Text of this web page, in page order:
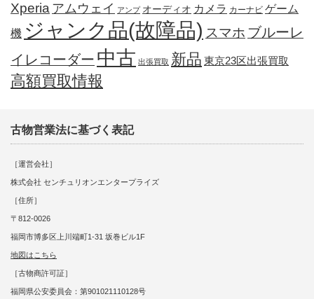
Xperia アムウェイ アンプ オーディオ カメラ カーナビ ゲーム
機 ジャンク品(故障品) スマホ ブルーレ
イレコーダー 中古 出張買取 新品 東京23区出張買取
高額買取情報
古物営業法に基づく表記
［運営会社］
株式会社 センチュリオンエンタープライズ
［住所］
〒812-0026
福岡市博多区上川端町1-31 坂巻ビル1F
地図はこちら
［古物商許可証］
福岡県公安委員会：第901021110128号